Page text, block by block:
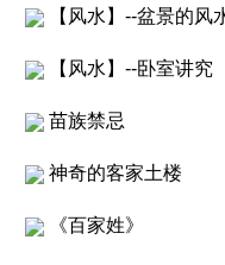
【风水】--盆景的风
【风水】--卧室讲究
苗族禁忌
神奇的客家土楼
《百家姓》